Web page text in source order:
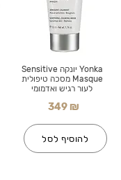
Yonka יונקה Sensitive
Masque מסכה טיפולית
לעור רגיש ואדמומי
349 ₪
להוסיף לסל